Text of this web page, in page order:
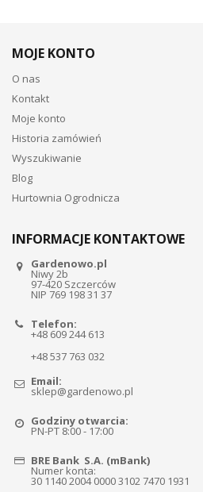
MOJE KONTO
O nas
Kontakt
Moje konto
Historia zamówień
Wyszukiwanie
Blog
Hurtownia Ogrodnicza
INFORMACJE KONTAKTOWE
Gardenowo.pl
Niwy 2b
97-420 Szczerców
NIP 769 198 31 37
Telefon:
+48 609 244 613
+48 537 763 032
Email:
sklep@gardenowo.pl
Godziny otwarcia:
PN-PT 8:00 - 17:00
BRE Bank S.A. (mBank)
Numer konta:
30 1140 2004 0000 3102 7470 1931